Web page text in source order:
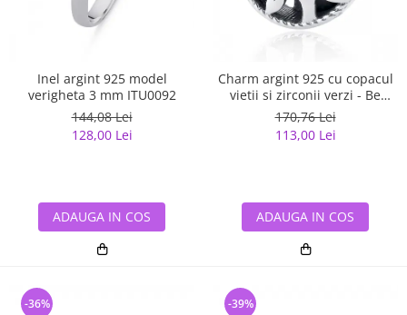
Inel argint 925 model
verigheta 3 mm ITU0092
144,08 Lei
128,00 Lei
ADAUGA IN COS
Charm argint 925 cu copacul
vietii si zirconii verzi - Be
Nature PST0059
170,76 Lei
113,00 Lei
ADAUGA IN COS
-36% -39%